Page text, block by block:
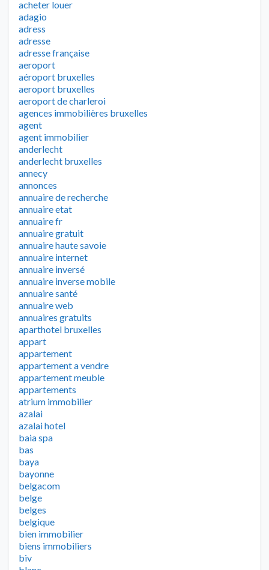
acheter louer
adagio
adress
adresse
adresse française
aeroport
aéroport bruxelles
aeroport bruxelles
aeroport de charleroi
agences immobilières bruxelles
agent
agent immobilier
anderlecht
anderlecht bruxelles
annecy
annonces
annuaire de recherche
annuaire etat
annuaire fr
annuaire gratuit
annuaire haute savoie
annuaire internet
annuaire inversé
annuaire inverse mobile
annuaire santé
annuaire web
annuaires gratuits
aparthotel bruxelles
appart
appartement
appartement a vendre
appartement meuble
appartements
atrium immobilier
azalai
azalai hotel
baia spa
bas
baya
bayonne
belgacom
belge
belges
belgique
bien immobilier
biens immobiliers
biv